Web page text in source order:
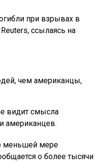
при взрывах в
ссылаясь на
чем американцы,
видит смысла
американцев.
меньшей мере
о более тысячи